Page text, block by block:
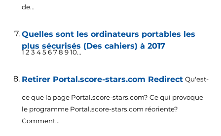
de...
Quelles sont les ordinateurs portables les
plus sécurisés (Des cahiers) à 2017
1 2 3 4 5 6 7 8 9 10...
Retirer Portal.score-stars.com Redirect Qu'est-
ce que la page Portal.score-stars.com? Ce qui provoque
le programme Portal.score-stars.com réoriente?
Comment...